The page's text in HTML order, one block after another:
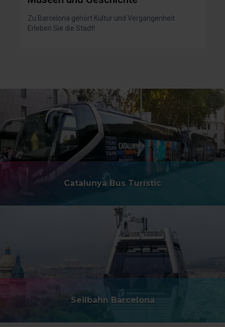
Zu Barcelona gehört Kultur und Vergangenheit.
Erleben Sie die Stadt!
Catalunya Bus Turístic
Seilbahn Barcelona